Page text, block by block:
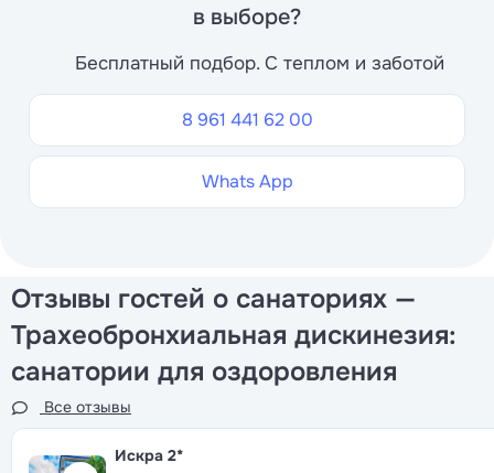
в выборе?
Бесплатный подбор. С теплом и заботой
8 961 441 62 00
Whats App
Отзывы гостей о санаториях —
Трахеобронхиальная дискинезия:
санатории для оздоровления
Все отзывы
Искра 2*